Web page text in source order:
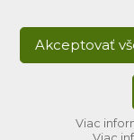
Akceptovať
Viac